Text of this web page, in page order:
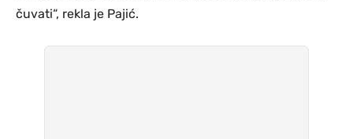
čuvati“, rekla je Pajić.